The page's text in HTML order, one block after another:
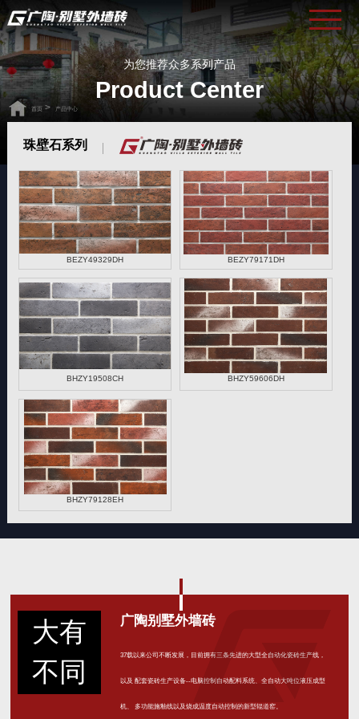
为您推荐众多系列产品
Product Center
首页> 产品中心
珠壁石系列
BEZY49329DH BEZY79171DH
BHZY19508CH BHZY59606DH
BHZY79128EH
大有
不同
广陶别墅外墙砖
37载以来公司不断发展，目前拥有三条先进的大型全自动化瓷砖生产线，
以及 配套瓷砖生产设备--电脑控制自动配料系统、全自动大吨位液压成型
机、 多功能施釉线以及烧成温度自动控制的新型辊道窑。